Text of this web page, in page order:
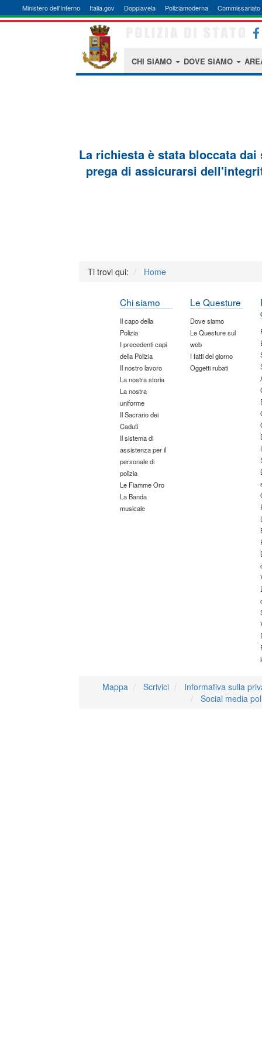
Ministero dell'Interno Italia.gov Doppiavela Poliziamoderna Commissariato
CHI SIAMO DOVE SIAMO
La richiesta è stata bloccata
prega di assicurarsi
Ti trovi qui: Home
Chi siamo
Il capo della
Polizia
I precedenti capi
della Polizia
Il nostro lavoro
La nostra storia
La nostra
uniforme
Il Sacrario dei
Caduti
Il sistema di
assistenza per il
personale di
polizia
Le Fiamme Oro
La Banda
musicale
Le Questure
Dove siamo
Le Questure sul
web
I fatti del giorno
Oggetti rubati
Mappa Scrivici
Informativa sulla
Social media